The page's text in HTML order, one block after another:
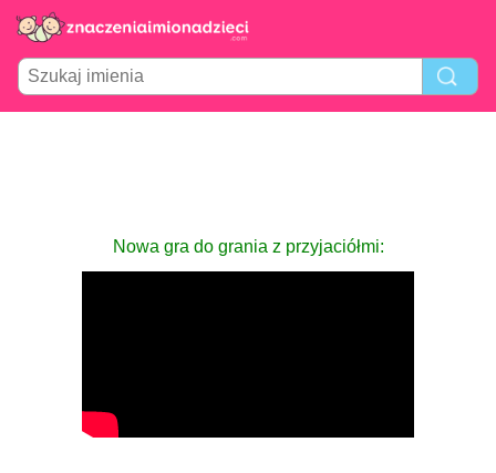
Nowa gra do grania z przyjaciółmi: